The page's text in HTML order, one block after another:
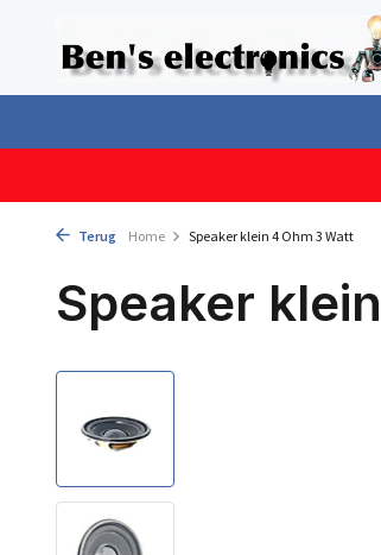
Terug Home Speaker klein 4 Ohm 3 Watt
Speaker